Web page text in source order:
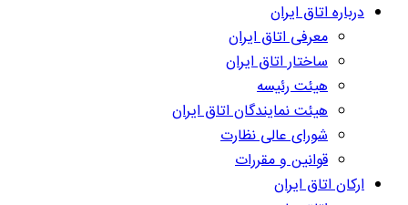
درباره اتاق ایران
معرفی اتاق ایران
ساختار اتاق ایران
هیئت رئیسه
هیئت نمایندگان اتاق ایران
شورای عالی نظارت
قوانین و مقررات
ارکان اتاق ایران